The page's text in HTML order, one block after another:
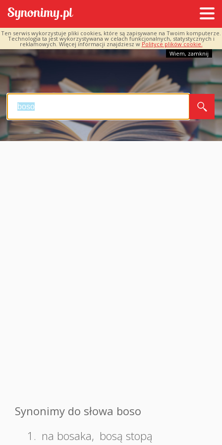
Ten serwis wykorzystuje pliki cookies, które są zapisywane na Twoim komputerze.
Technologia ta jest wykorzystywana w celach funkcjonalnych, statystycznych i
reklamowych. Więcej informacji znajdziesz w Polityce plików cookie.
Wiem, zamknij
Synonimy do słowa boso
1. na bosaka, bosą stopą